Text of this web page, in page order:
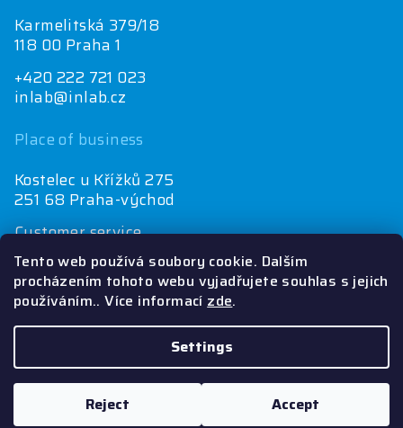
Tento web používá soubory cookie. Dalším
procházením tohoto webu vyjadřujete souhlas s jejich
používáním.. Více informacízde.
Settings
Reject Accept
Karmelitská 379/18
118 00 Praha 1
+420 222 721 023
inlab@inlab.cz
Place of business
Kostelec u Křížků 275
251 68 Praha-východ
Customer service
+420 222 721 025
objednávky@inlab.cz
Economics department
+420 725 721 025
Copyright 2026Inlab. All rights reserved.